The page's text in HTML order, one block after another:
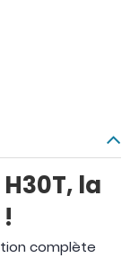
la
complète